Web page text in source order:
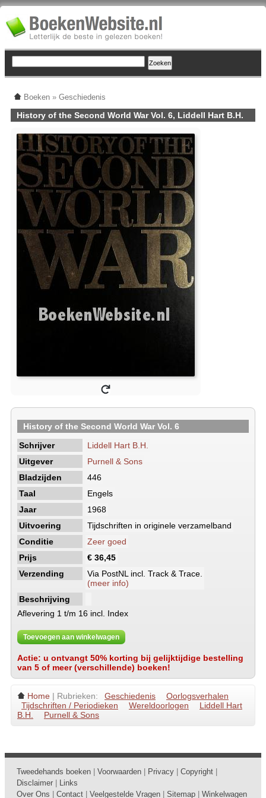
Boeken » Geschiedenis
History of the Second World War Vol. 6, Liddell Hart B.H.
History of the Second World War Vol. 6
Schrijver
Liddell Hart B.H.
Uitgever
Purnell & Sons
Bladzijden
446
Taal
Engels
Jaar
1968
Uitvoering
Tijdschriften in originele verzamelband
Conditie
Zeer goed
Prijs
€ 36,45
Verzending
Via PostNL incl. Track & Trace.
(meer info)
Beschrijving
Aflevering 1 t/m 16 incl. Index
Toevoegen aan winkelwagen
Actie: u ontvangt 50% korting bij gelijktijdige bestelling
van 5 of meer (verschillende) boeken!
Home | Rubrieken: Geschiedenis
Oorlogsverhalen
Tijdschriften / Periodieken
Wereldoorlogen
Liddell Hart
B.H.
Purnell & Sons
Tweedehands boeken Voorwaarden Privacy Copyright
Disclaimer
Links
Over Ons
Contact Veelgestelde Vragen Sitemap Winkelwagen